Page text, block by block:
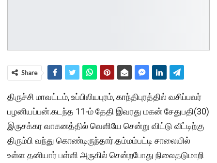
Share
திருச்சி மாவட்டம், உப்பிலியபுரம், காந்திபுரத்தில் வசிப்பவர்
பழனியப்பன்.கடந்த 11-ம் தேதி இவரது மகன் சேதுபதி(30)
இருசக்கர வாகனத்தில் வெளியே சென்று விட்டு வீட்டிற்கு
திரும்பி வந்து கொண்டிருந்தார்.தம்மம்பட்டி சாலையில்
உள்ள தனியார் பள்ளி அருகில் சென்றபோது நிலைதடுமாறி